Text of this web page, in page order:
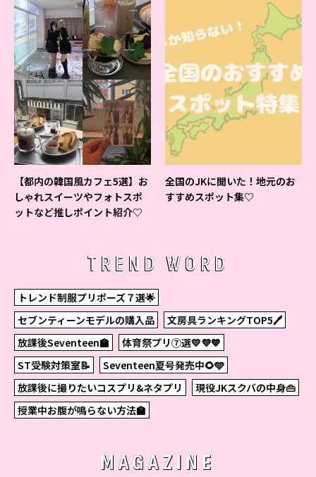
【都内の韓国風カフェ5選】お
しゃれスイーツやフォトスポ
ットなど推しポイント紹介♡
全国のJKに聞いた！地元のお
すすめスポット集♡
TREND WORD
トレンド制服プリポーズ７選🌟
セブンティーンモデルの購入品
文房具ランキングTOP5🖊
放課後Seventeen🏫
体育祭プリ⑦選💛💜💙
ST受験対策室📝
Seventeen夏号発売中🌻🩵
放課後に撮りたいコスプリ&ネタプリ
現役JKスクバの中身👜
授業中お腹が鳴らない方法🏫
MAGAZINE